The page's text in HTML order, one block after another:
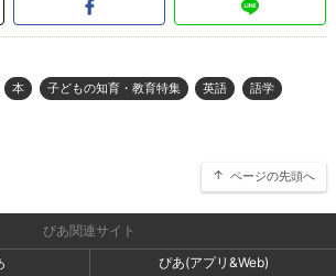
本 子どもの知育・教育特集 英語 語学
ページの先頭へ
ぴあ関連サイト
ぴあ(アプリ&Web)